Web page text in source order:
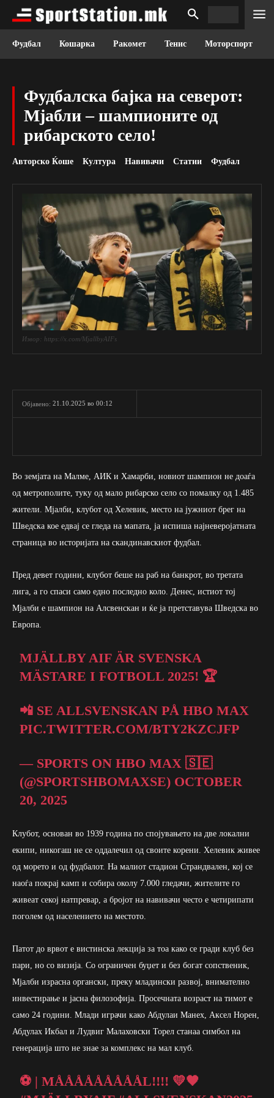
Фудбал Кошарка Ракомет Тенис Моторспорт
Фудбалска бајка на северот:
Мјабли – шампионите од
рибарското село!
Авторско Ќоше Култура Навивачи Статии Фудбал
Извор: https://x.com/MjallbyAIFs
Објавено: 21.10.2025 во 00:12
Во земјата на Малме, АИК и Хамарби, новиот шампион не доаѓа
од метрополите, туку од мало рибарско село со помалку од 1.485
жители. Мјалби, клубот од Хелевик, место на јужниот брег на
Шведска кое едвај се гледа на мапата, ја испиша најневеројатната
страница во историјата на скандинавскиот фудбал.
Пред девет години, клубот беше на раб на банкрот, во третата
лига, а го спаси само едно последно коло. Денес, истиот тој
Мјалби е шампион на Алсвенскан и ќе ја претставува Шведска во
Европа.
MJÄLLBY AIF ÄR SVENSKA
MÄSTARE I FOTBOLL 2025! 🏆
📲 SE ALLSVENSKAN PÅ HBO MAX
PIC.TWITTER.COM/BTY2KZCJFP
— SPORTS ON HBO MAX 🇸🇪
(@SPORTSHBOMAXSE) OCTOBER
20, 2025
Клубот, основан во 1939 година по спојувањето на две локални
екипи, никогаш не се оддалечил од своите корени. Хелевик живее
од морето и од фудбалот. На малиот стадион Страндвален, кој се
наоѓа покрај камп и собира околу 7.000 гледачи, жителите го
живеат секој натпревар, а бројот на навивачи често е четирипати
поголем од населението на местото.
Патот до врвот е вистинска лекција за тоа како се гради клуб без
пари, но со визија. Со ограничен буџет и без богат сопственик,
Мјалби израсна органски, преку младински развој, внимателно
инвестирање и јасна филозофија. Просечната возраст на тимот е
само 24 години. Млади играчи како Абдулаи Манех, Аксел Норен,
Абдулах Икбал и Лудвиг Малаховски Торел станаа симбол на
генерација што не знае за комплекс на мал клуб.
⚽️ | MÅÅÅÅÅÅÅÅÅL!!!! 💛🖤